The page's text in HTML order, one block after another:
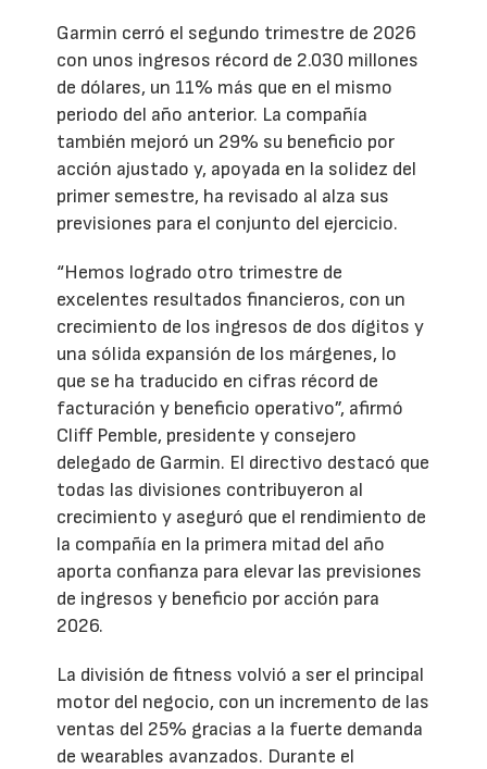
Garmin cerró el segundo trimestre de 2026
con unos ingresos récord de 2.030 millones
de dólares, un 11% más que en el mismo
periodo del año anterior. La compañía
también mejoró un 29% su beneficio por
acción ajustado y, apoyada en la solidez del
primer semestre, ha revisado al alza sus
previsiones para el conjunto del ejercicio.
“Hemos logrado otro trimestre de
excelentes resultados financieros, con un
crecimiento de los ingresos de dos dígitos y
una sólida expansión de los márgenes, lo
que se ha traducido en cifras récord de
facturación y beneficio operativo”, afirmó
Cliff Pemble, presidente y consejero
delegado de Garmin. El directivo destacó que
todas las divisiones contribuyeron al
crecimiento y aseguró que el rendimiento de
la compañía en la primera mitad del año
aporta confianza para elevar las previsiones
de ingresos y beneficio por acción para
2026.
La división de fitness volvió a ser el principal
motor del negocio, con un incremento de las
ventas del 25% gracias a la fuerte demanda
de wearables avanzados. Durante el